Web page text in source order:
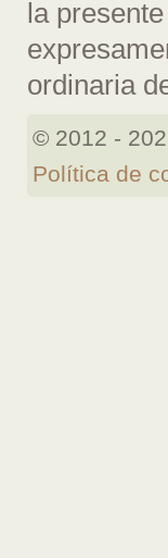
la
ordinaria
© 2012 -
Política de